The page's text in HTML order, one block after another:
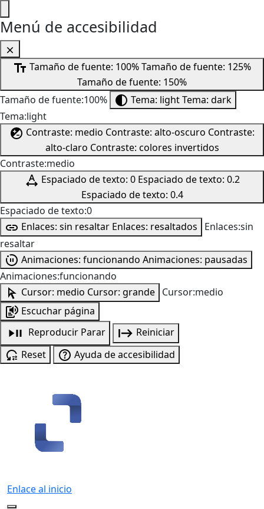
Menú de accesibilidad
Tamaño de fuente: 100%Tamaño de fuente: 125%
Tamaño de fuente: 150%
Tamaño de fuente:100%
Tema: lightTema: dark
Tema:light
Contraste: medio Contraste: alto-oscuro Contraste:
alto-claro Contraste: colores invertidos
Contraste:medio
Espaciado de texto: 0 Espaciado de texto: 0.2
Espaciado de texto: 0.4
Espaciado de texto:0
Enlaces: sin resaltar Enlaces: resaltados
Enlaces:sin
resaltar
Animaciones: funcionando Animaciones: pausadas
Animaciones:funcionando
Cursor: medio Cursor: grande Cursor:medio
Escuchar página
Reproducir Parar
Reiniciar
Reset
Ayuda de accesibilidad
Enlace al inicio